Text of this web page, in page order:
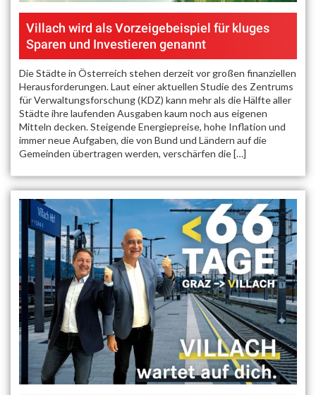
Villach wird als Vorzeigebeispiel für kluges
Sparen und Investieren genannt
Die Städte in Österreich stehen derzeit vor großen finanziellen
Herausforderungen. Laut einer aktuellen Studie des Zentrums
für Verwaltungsforschung (KDZ) kann mehr als die Hälfte aller
Städte ihre laufenden Ausgaben kaum noch aus eigenen
Mitteln decken. Steigende Energiepreise, hohe Inflation und
immer neue Aufgaben, die von Bund und Ländern auf die
Gemeinden übertragen werden, verschärfen die […]